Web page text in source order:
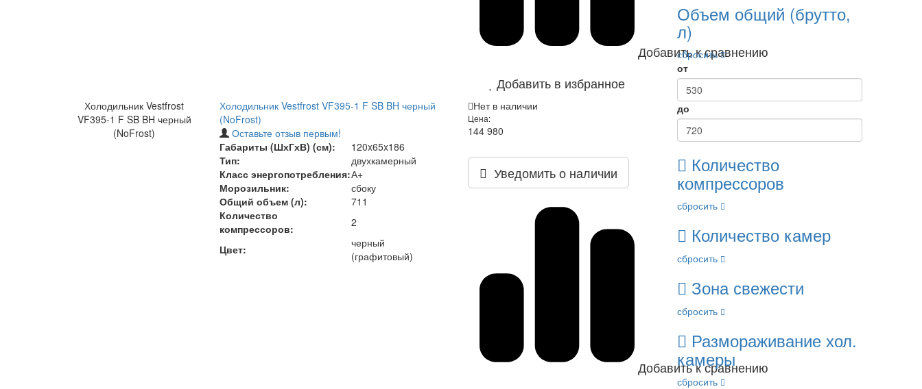
Добавить к сравнению
Добавить в избранное
Холодильник Vestfrost
VF395-1 F SB BH черный
(NoFrost)
Холодильник Vestfrost VF395-1 F SB BH черный
(NoFrost)
Оставьте отзыв первым!
Габариты (ШхГхВ) (см):
120x65x186
Тип:
двухкамерный
Класс энергопотребления:А+
Морозильник:
сбоку
Общий объем (л):
711
Количество
компрессоров:
2
Цвет:
черный
(графитовый)
Нет в наличии
Цена:
144 980
Уведомить о наличии
Добавить к сравнению
Объем общий (брутто,
л)
сбросить
от
до
Количество
компрессоров
сбросить
Количество камер
сбросить
Зона свежести
сбросить
Размораживание хол.
камеры
сбросить